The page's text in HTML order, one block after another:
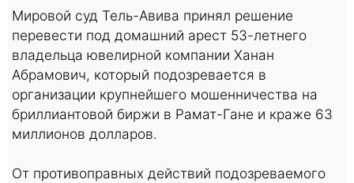
Мировой суд Тель-Авива принял решение
перевести под домашний арест 53-летнего
владельца ювелирной компании Ханан
Абрамович, который подозревается в
организации крупнейшего мошенничества на
бриллиантовой биржи в Рамат-Гане и краже 63
миллионов долларов.
От противоправных действий подозреваемого